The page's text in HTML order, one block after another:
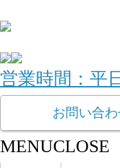
営業時間：平
お問い合わ
MENUCLOSE